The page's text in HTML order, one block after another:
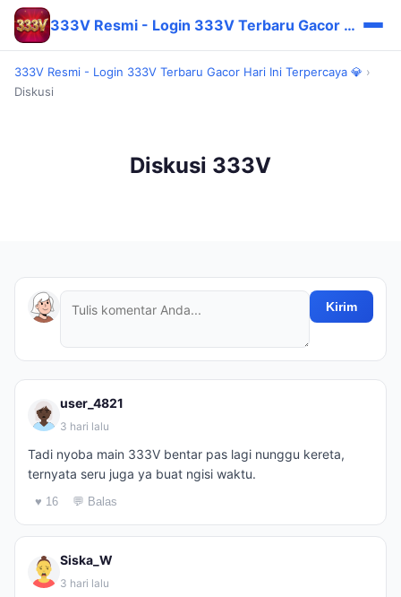
333V Resmi - Login 333V Terbaru Gacor Hari Ini Terpercaya 💎
333V Resmi - Login 333V Terbaru Gacor Hari Ini Terpercaya 💎 ›
Diskusi
Diskusi 333V
Kirim
user_4821
3 hari lalu
Tadi nyoba main 333V bentar pas lagi nunggu kereta,
ternyata seru juga ya buat ngisi waktu.
♥ 16 💬 Balas
Siska_W
3 hari lalu